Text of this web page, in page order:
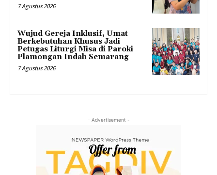
7 Agustus 2026
Wujud Gereja Inklusif, Umat
Berkebutuhan Khusus Jadi
Petugas Liturgi Misa di Paroki
Plamongan Indah Semarang
7 Agustus 2026
- Advertisement -